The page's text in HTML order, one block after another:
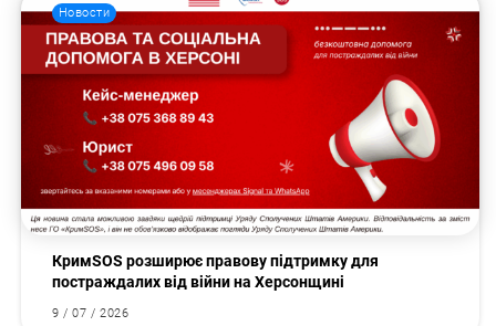
Новости
КримSOS розширює правову підтримку для
постраждалих від війни на Херсонщині
9 / 07 / 2026